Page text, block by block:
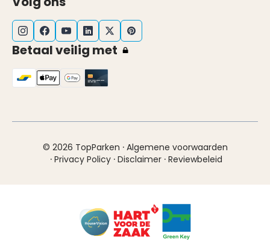
Betaal veilig met
© 2026 TopParken · Algemene voorwaarden
· Privacy Policy · Disclaimer · Reviewbeleid